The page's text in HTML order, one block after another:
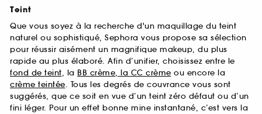
Teint
Que vous soyez à la recherche d'un maquillage du teint
naturel ou sophistiqué, Sephora vous propose sa sélection
pour réussir aisément un magnifique makeup, du plus
rapide au plus élaboré. Afin d’unifier, choisissez entre le
fond de teint, la BB crème, la CC crème ou encore la
crème teintée. Tous les degrés de couvrance vous sont
suggérés, que ce soit en vue d’un teint zéro défaut ou d’un
fini léger. Pour un effet bonne mine instantané, c’est vers la